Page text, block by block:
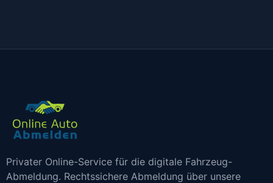
Privater Online-Service für die digitale Fahrzeug-
Abmeldung. Rechtssichere Abmeldung über unsere